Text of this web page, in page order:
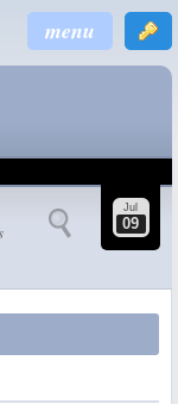
menu
Jul
09